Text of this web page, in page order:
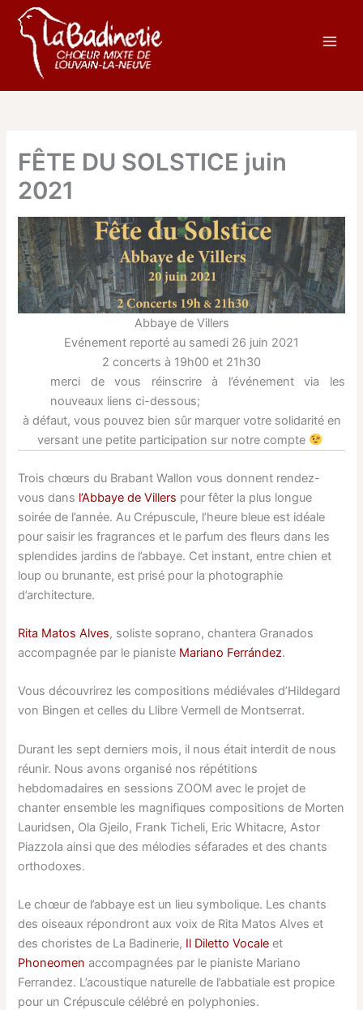
contenu
FÊTE DU SOLSTICE juin
2021
Abbaye de Villers
Evénement reporté au samedi 26 juin 2021
2 concerts à 19h00 et 21h30
merci de vous réinscrire à l’événement via les
nouveaux liens ci-dessous;
à défaut, vous pouvez bien sûr marquer votre solidarité en
versant une petite participation sur notre compte
Trois chœurs du Brabant Wallon vous donnent rendez-
vous dans l’Abbaye de Villers pour fêter la plus longue
soirée de l’année. Au Crépuscule, l’heure bleue est idéale
pour saisir les fragrances et le parfum des fleurs dans les
splendides jardins de l’abbaye. Cet instant, entre chien et
loup ou brunante, est prisé pour la photographie
d’architecture.
Rita Matos Alves, soliste soprano, chantera Granados
accompagnée par le pianiste Mariano Ferrández.
Vous découvrirez les compositions médiévales d’Hildegard
von Bingen et celles du Llibre Vermell de Montserrat.
Durant les sept derniers mois, il nous était interdit de nous
réunir. Nous avons organisé nos répétitions
hebdomadaires en sessions ZOOM avec le projet de
chanter ensemble les magnifiques compositions de Morten
Lauridsen, Ola Gjeilo, Frank Ticheli, Eric Whitacre, Astor
Piazzola ainsi que des mélodies séfarades et des chants
orthodoxes.
Le chœur de l’abbaye est un lieu symbolique. Les chants
des oiseaux répondront aux voix de Rita Matos Alves et
des choristes de La Badinerie, Il Diletto Vocale et
Phoneomen accompagnées par le pianiste Mariano
Ferrandez. L’acoustique naturelle de l’abbatiale est propice
pour un Crépuscule célébré en polyphonies.